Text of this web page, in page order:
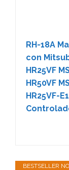
RH-18A
con
HR25VF
HR50VF
HR25VF-
BESTSELLER